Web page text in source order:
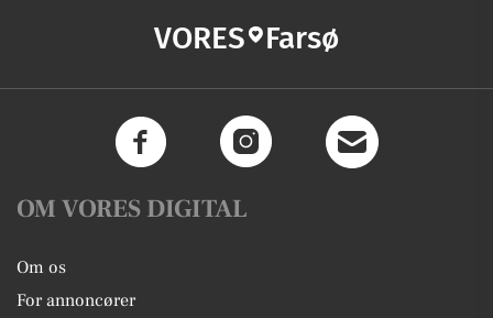
VORES Farsø
OM VORES DIGITAL
Om os
For annoncører